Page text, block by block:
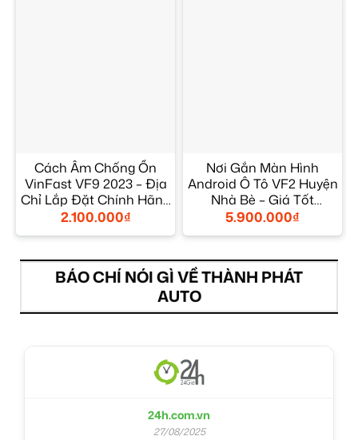
Cách Âm Chống Ồn
VinFast VF9 2023 – Địa
Chỉ Lắp Đặt Chính Hãng
Giá Tốt TPHCM
2.100.000₫
Nơi Gắn Màn Hình
Android Ô Tô VF2 Huyện
Nhà Bè – Giá Tốt
TPHCM
5.900.000₫
BÁO CHÍ NÓI GÌ VỀ THÀNH PHÁT
AUTO
24h.com.vn
27/08/2025